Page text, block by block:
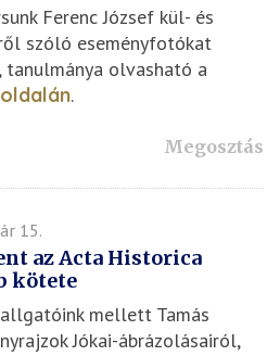
Ferenc József kül- és
szóló eseményfotókat
tanulmánya olvasható a
.
Megosztás
15.
az Acta Historica
kötete
mellett Tamás
Jókai-ábrázolásairól,